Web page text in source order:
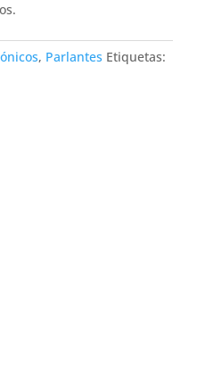
, Parlantes Etiquetas: